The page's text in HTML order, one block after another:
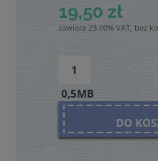
19,50 zł
zawiera 23.00% VAT, bez
0,5MB
DO